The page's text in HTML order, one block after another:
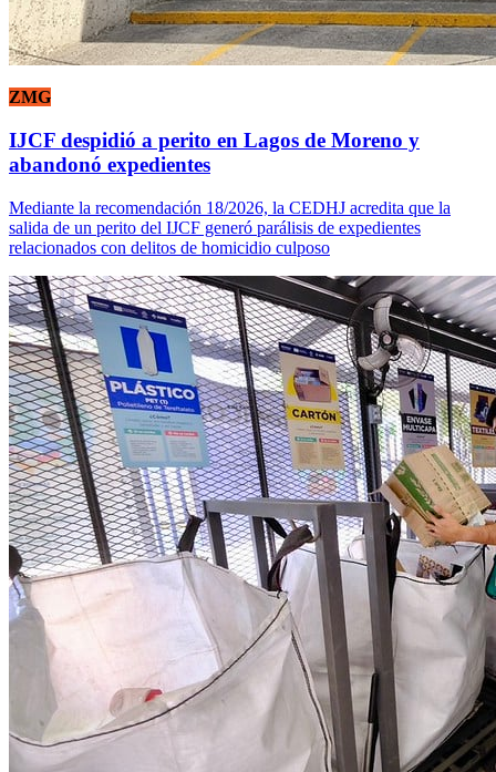
ZMG
IJCF despidió a perito en Lagos de Moreno y
abandonó expedientes
Mediante la recomendación 18/2026, la CEDHJ acredita que la
salida de un perito del IJCF generó parálisis de expedientes
relacionados con delitos de homicidio culposo